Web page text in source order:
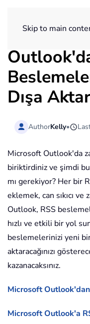
Skip to main
Dışa
AuthorKelly•
Microsoft Outlook'da
biriktirdiniz ve şimdi
mı gerekiyor? Her bir
eklemek, can sıkıcı
Outlook, RSS
hızlı ve etkili bir yol
beslemelerinizi yeni
aktaracağınızı
kazanacaksınız.
Microsoft
Microsoft Outlook'a